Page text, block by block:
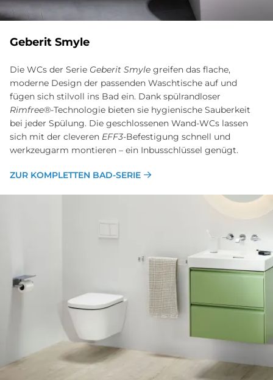
Ge­be­rit Smyle
Die WCs der Serie Geberit Smyle greifen das flache,
moderne Design der passenden Waschtische auf und
fügen sich stilvoll ins Bad ein. Dank spülrandloser
Rimfree®-Technologie bieten sie hygienische Sauberkeit
bei jeder Spülung. Die geschlossenen Wand-WCs lassen
sich mit der cleveren EFF3-Befestigung schnell und
werkzeugarm montieren – ein Inbusschlüssel genügt.
ZUR KOMPLETTEN BAD-SERIE